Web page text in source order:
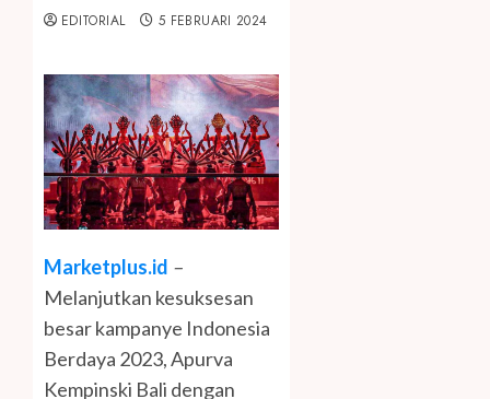
EDITORIAL 5 FEBRUARI 2024
Marketplus.id –
Melanjutkan kesuksesan
besar kampanye Indonesia
Berdaya 2023, Apurva
Kempinski Bali dengan